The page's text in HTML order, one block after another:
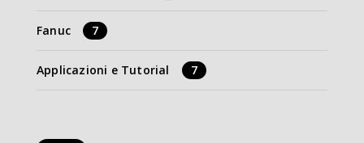
Fanuc 7
Applicazioni e Tutorial 7